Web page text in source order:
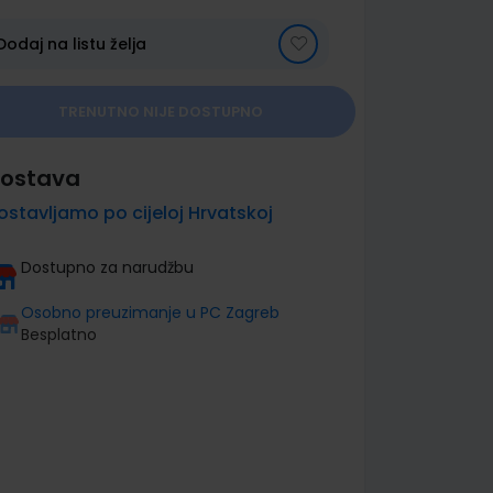
na listu želja
po cijeloj Hrvatskoj
Dostupno za narudžbu
Osobno preuzimanje u PC Zagreb
Besplatno